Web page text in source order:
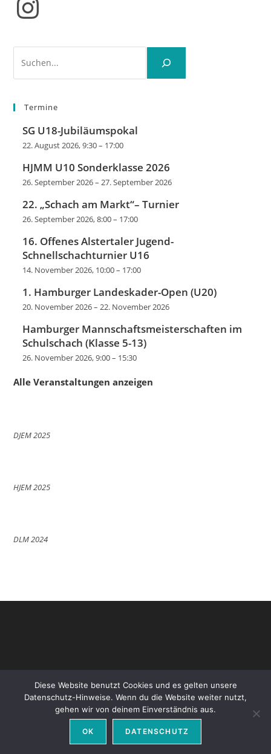
Instagram
Termine
SG U18-Jubiläumspokal
22. August 2026, 9:30– 17:00
HJMM U10 Sonderklasse 2026
26. September 2026–27. September 2026
22. „Schach am Markt“– Turnier
26. September 2026, 8:00– 17:00
16. Offenes Alstertaler Jugend-
Schnellschachturnier U16
14. November 2026, 10:00– 17:00
1. Hamburger Landeskader-Open (U20)
20. November 2026–22. November 2026
Hamburger Mannschaftsmeisterschaften im
Schulschach (Klasse 5-13)
26. November 2026, 9:00– 15:30
Alle Veranstaltungen anzeigen
DJEM 2025
HJEM 2025
DLM 2024
Datenschutz Impressum
Copyright - WordPress Theme by OceanWP
Diese Website benutzt Cookies und es gelten unsere
Datenschutz-Hinweise. Wenn du die Website weiter nutzt,
gehen wir von deinem Einverständnis aus.
OK DATENSCHUTZ